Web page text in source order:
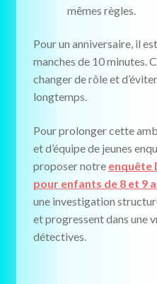
mêmes règles.
Pour un anniversaire, il
manches de 10 minutes.
changer de rôle et
longtemps.
Pour prolonger cette
et d’équipe de jeunes
proposer notre enquête
pour enfants de 8 et 9
une investigation
et progressent dans une
détectives.